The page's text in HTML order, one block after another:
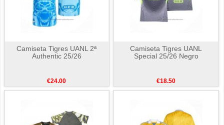
Camiseta Tigres UANL 2ª
Authentic 25/26
€24.00
Camiseta Tigres UANL
Special 25/26 Negro
€18.50